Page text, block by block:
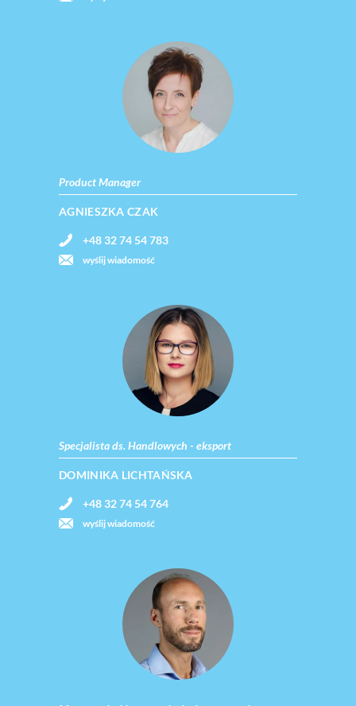
Product Manager
AGNIESZKA CZAK
+48 32 74 54 783
wyślij wiadomość
Specjalista ds. Handlowych - eksport
DOMINIKA LICHTAŃSKA
+48 32 74 54 764
wyślij wiadomość